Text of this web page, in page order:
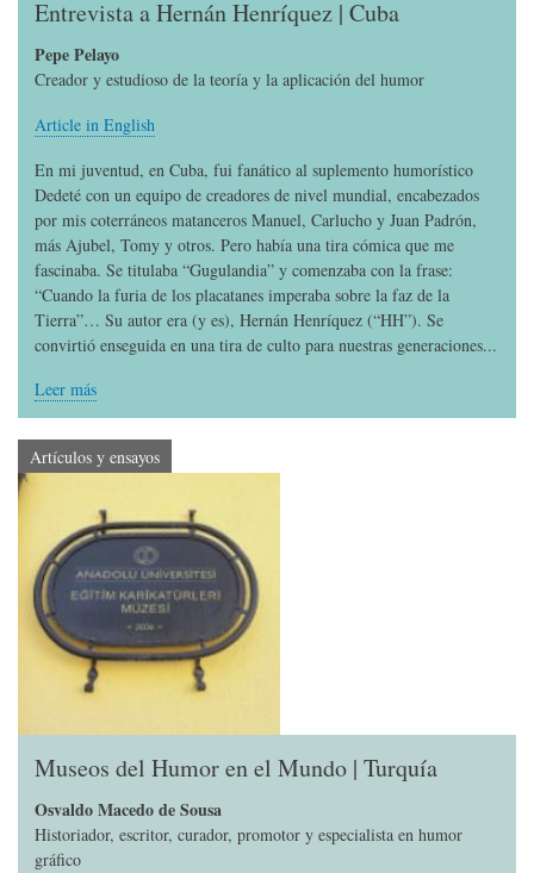
Entrevista a Hernán Henríquez | Cuba
Pepe Pelayo
Creador y estudioso de la teoría y la aplicación del humor
Article in English
En mi juventud, en Cuba, fui fanático al suplemento humorístico
Dedeté con un equipo de creadores de nivel mundial, encabezados
por mis coterráneos matanceros Manuel, Carlucho y Juan Padrón,
más Ajubel, Tomy y otros. Pero había una tira cómica que me
fascinaba. Se titulaba “Gugulandia” y comenzaba con la frase:
“Cuando la furia de los placatanes imperaba sobre la faz de la
Tierra”… Su autor era (y es), Hernán Henríquez (“HH”). Se
convirtió enseguida en una tira de culto para nuestras generaciones...
Leer más
Artículos y ensayos
Museos del Humor en el Mundo | Turquía
Osvaldo Macedo de Sousa
Historiador, escritor, curador, promotor y especialista en humor
gráfico